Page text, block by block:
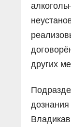
других